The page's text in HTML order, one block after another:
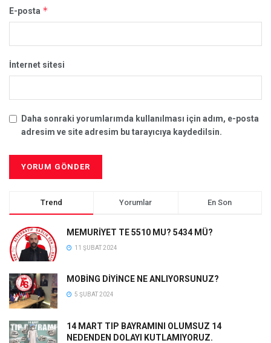
E-posta *
İnternet sitesi
Daha sonraki yorumlarımda kullanılması için adım, e-posta
adresim ve site adresim bu tarayıcıya kaydedilsin.
Trend Yorumlar En Son
MEMURİYET TE 5510 MU? 5434 MÜ?
11 ŞUBAT 2024
MOBİNG DİYİNCE NE ANLIYORSUNUZ?
5 ŞUBAT 2024
14 MART TIP BAYRAMINI OLUMSUZ 14
NEDENDEN DOLAYI KUTLAMIYORUZ.